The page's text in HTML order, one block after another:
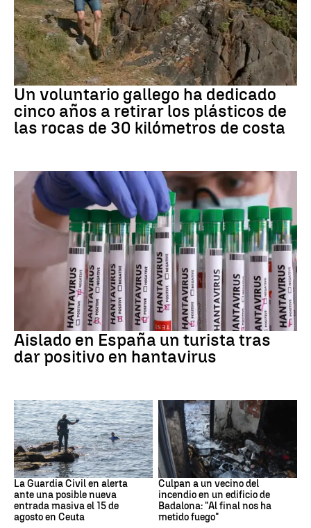
Medio ambiente
Un voluntario gallego ha dedicado
cinco años a retirar los plásticos de
las rocas de 30 kilómetros de costa
Aislado en España un turista tras
dar positivo en hantavirus
Ceuta
La Guardia Civil en alerta
ante una posible nueva
entrada masiva el 15 de
agosto en Ceuta
Cataluña
Culpan a un vecino del
incendio en un edificio de
Badalona: "Al final nos ha
metido fuego"